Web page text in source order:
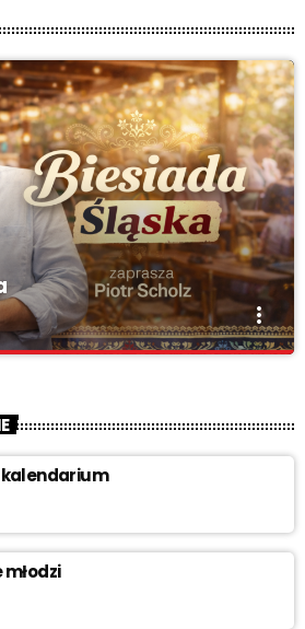
more_vert
niedzielę od 12:00 do 17:00. Piotr
rozmowy z gwiazdami, konkursy i
kalendarium
młodzi